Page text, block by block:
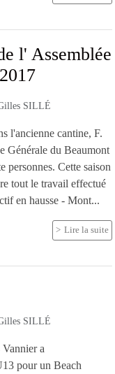
l' Assemblée
SILLÉ
l'ancienne cantine, F.
Générale du Beaumont
personnes. Cette saison
tout le travail effectué
en hausse - Mont...
Lire la suite
SILLÉ
a
pour un Beach